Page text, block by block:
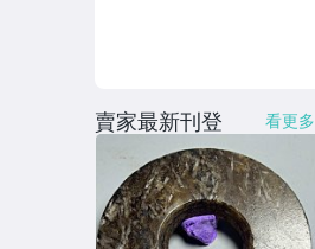
賣家最新刊登 看更多